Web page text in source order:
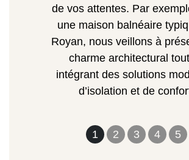
1 2 3 4 5
de vos attentes. Par
une maison balnéaire
Royan, nous veillons à
charme architectural
intégrant des solutions
d’isolation et de